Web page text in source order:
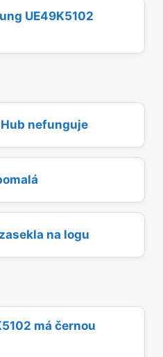
UE49K5102
nefunguje
na logu
má černou